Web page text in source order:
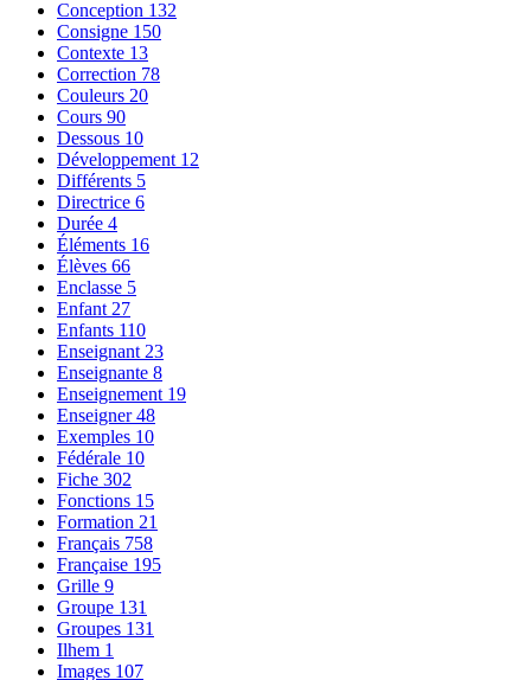
Conception 132
Consigne 150
Contexte 13
Correction 78
Couleurs 20
Cours 90
Dessous 10
Développement 12
Différents 5
Directrice 6
Durée 4
Éléments 16
Élèves 66
Enclasse 5
Enfant 27
Enfants 110
Enseignant 23
Enseignante 8
Enseignement 19
Enseigner48
Exemples 10
Fédérale 10
Fiche 302
Fonctions 15
Formation 21
Français 758
Française 195
Grille 9
Groupe 131
Groupes 131
Ilhem 1
Images 107